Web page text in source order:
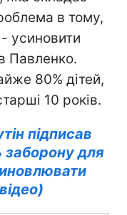
в тому,
усиновити
Павленко.
80% дітей,
10 років.
підписав
заборону для